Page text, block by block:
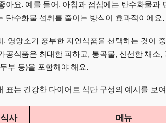
아요. 예를 들어, 아침과 점심에는 탄수화물과
탄수화물 섭취를 줄이는 방식이 효과적이에요.
, 영양소가 풍부한 자연식품을 선택하는 것이
공식품은 최대한 피하고, 통곡물, 신선한 채소,
부 등)을 포함해야 해요.
표는 건강한 다이어트 식단 구성의 예시를 보
식사 메뉴